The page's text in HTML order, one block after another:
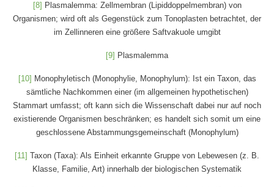
[8] Plasmalemma: Zellmembran (Lipiddoppelmembran) von
Organismen; wird oft als Gegenstück zum Tonoplasten betrachtet, der
im Zellinneren eine größere Saftvakuole umgibt
[9] Plasmalemma
[10] Monophyletisch (Monophylie, Monophylum): Ist ein Taxon, das
sämtliche Nachkommen einer (im allgemeinen hypothetischen)
Stammart umfasst; oft kann sich die Wissenschaft dabei nur auf noch
existierende Organismen beschränken; es handelt sich somit um eine
geschlossene Abstammungsgemeinschaft (Monophylum)
[11] Taxon (Taxa): Als Einheit erkannte Gruppe von Lebewesen (z. B.
Klasse, Familie, Art) innerhalb der biologischen Systematik